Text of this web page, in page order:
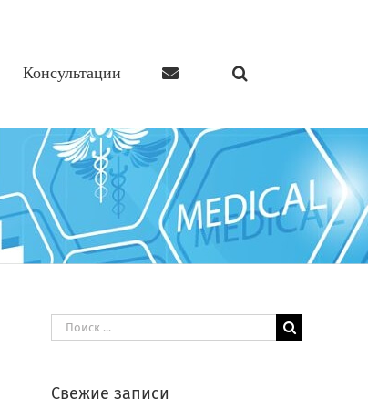
Консультации
Результат
поиска:
Свежие записи